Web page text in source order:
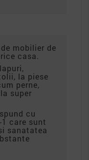
mobilier de
casa.
la piese
perne,
super
cu
care sunt
sanatatea